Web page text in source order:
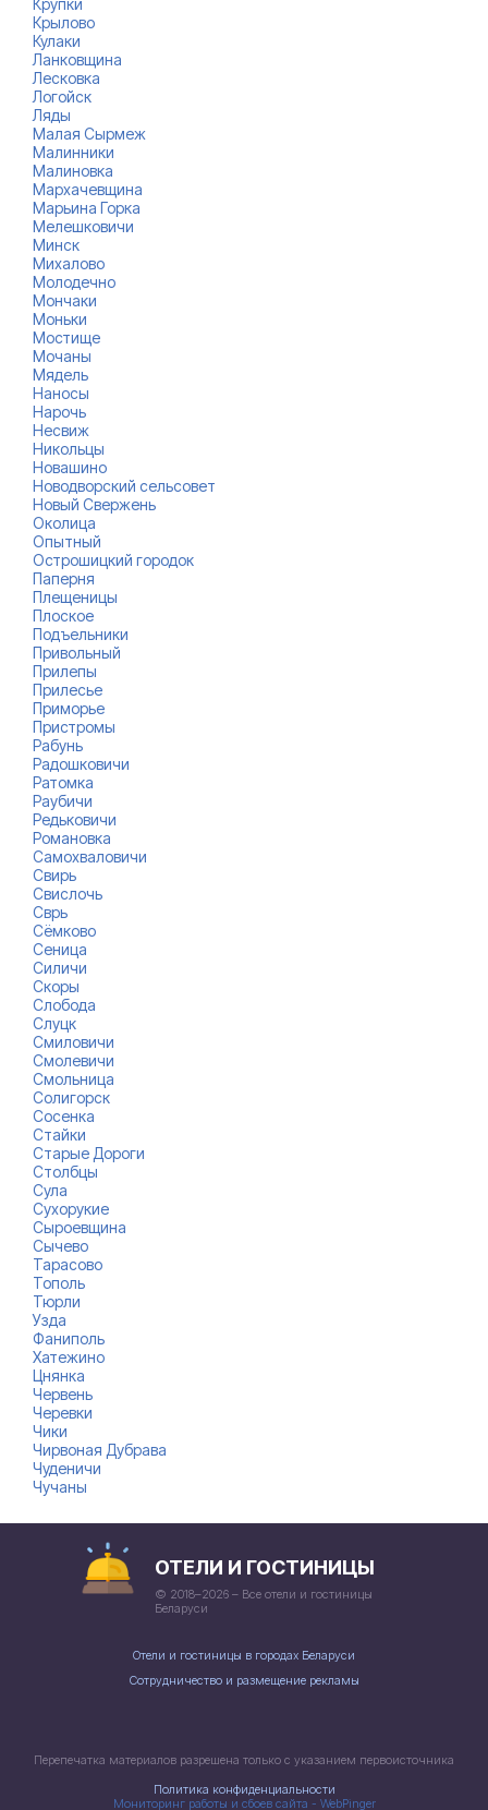
Крупки
Крылово
Кулаки
Ланковщина
Лесковка
Логойск
Ляды
Малая Сырмеж
Малинники
Малиновка
Мархачевщина
Марьина Горка
Мелешковичи
Минск
Михалово
Молодечно
Мончаки
Моньки
Мостище
Мочаны
Мядель
Наносы
Нарочь
Несвиж
Никольцы
Новашино
Новодворский сельсовет
Новый Свержень
Околица
Опытный
Острошицкий городок
Паперня
Плещеницы
Плоское
Подъельники
Привольный
Прилепы
Прилесье
Приморье
Пристромы
Рабунь
Радошковичи
Ратомка
Раубичи
Редьковичи
Романовка
Самохваловичи
Свирь
Свислочь
Сврь
Сёмково
Сеница
Силичи
Скоры
Слобода
Слуцк
Смиловичи
Смолевичи
Смольница
Солигорск
Сосенка
Стайки
Старые Дороги
Столбцы
Сула
Сухорукие
Сыроевщина
Сычево
Тарасово
Тополь
Тюрли
Узда
Фаниполь
Хатежино
Цнянка
Червень
Черевки
Чики
Чирвоная Дубрава
Чуденичи
Чучаны
ОТЕЛИ И ГОСТИНИЦЫ
© 2018–2026 – Все отели и гостиницы
Беларуси
Отели и гостиницы в городах Беларуси
Сотрудничество и размещение рекламы
Перепечатка материалов разрешена только с указанием первоисточника
Политика конфиденциальности
Мониторинг работы и сбоев сайта - WebPinger